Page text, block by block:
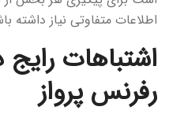
اطلاعات متفاوتی نیاز داشته
اشتباهات رایج
رفرنس پرواز